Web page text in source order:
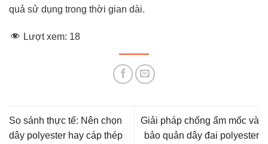
quả sử dụng trong thời gian dài.
Lượt xem: 18
So sánh thực tế: Nên chọn
dây polyester hay cáp thép
Giải pháp chống ẩm mốc và
bảo quản dây đai polyester